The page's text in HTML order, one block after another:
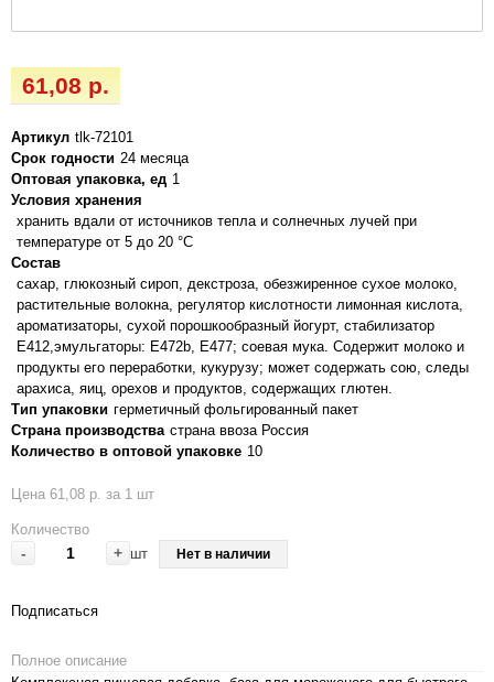
61,08 р.
Артикул tlk-72101
Срок годности 24 месяца
Оптовая упаковка, ед 1
Условия хранения
хранить вдали от источников тепла и солнечных лучей при
температуре от 5 до 20 °C
Состав
сахар, глюкозный сироп, декстроза, обезжиренное сухое молоко,
растительные волокна, регулятор кислотности лимонная кислота,
ароматизаторы, сухой порошкообразный йогурт, стабилизатор
E412,эмульгаторы: E472b, E477; соевая мука. Содержит молоко и
продукты его переработки, кукурузу; может содержать сою, следы
арахиса, яиц, орехов и продуктов, содержащих глютен.
Тип упаковки герметичный фольгированный пакет
Страна производства страна ввоза Россия
Количество в оптовой упаковке 10
Цена 61,08 р. за 1 шт
Количество
- + шт Нет в наличии
Подписаться
Полное описание